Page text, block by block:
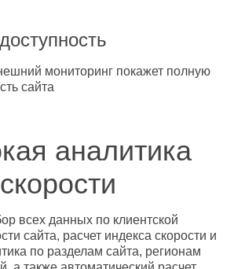
мониторинг покажет полную
сайта
аналитика
скорости
всех данных по клиентской
сайта, расчет индекса скорости и
по разделам сайта, регионам